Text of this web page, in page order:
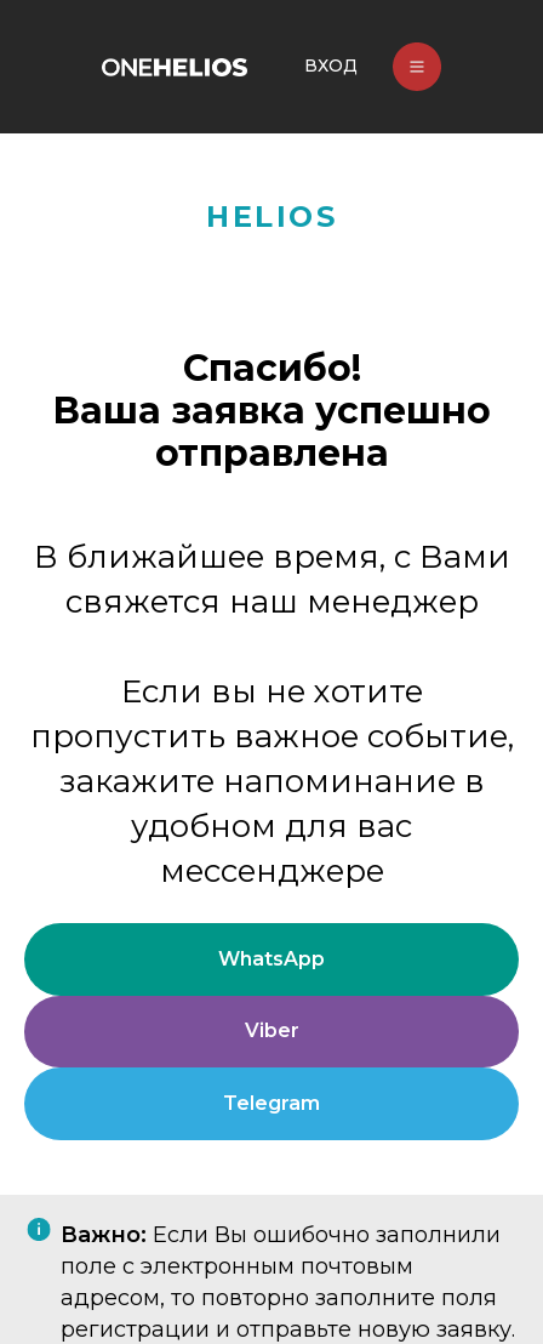
ВХОД
HELIOS
Спасибо!
Ваша заявка успешно
отправлена
В ближайшее время, с Вами
свяжется наш менеджер
Если вы не хотите
пропустить важное событие,
закажите напоминание в
удобном для вас
мессенджере
WhatsApp
Viber
Telegram
Важно: Если Вы ошибочно заполнили
поле с электронным почтовым
адресом, то повторно заполните поля
регистрации и отправьте новую заявку.